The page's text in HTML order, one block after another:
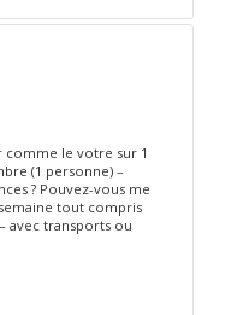
comme le votre sur 1
(1 personne) –
? Pouvez-vous me
tout compris
avec transports ou